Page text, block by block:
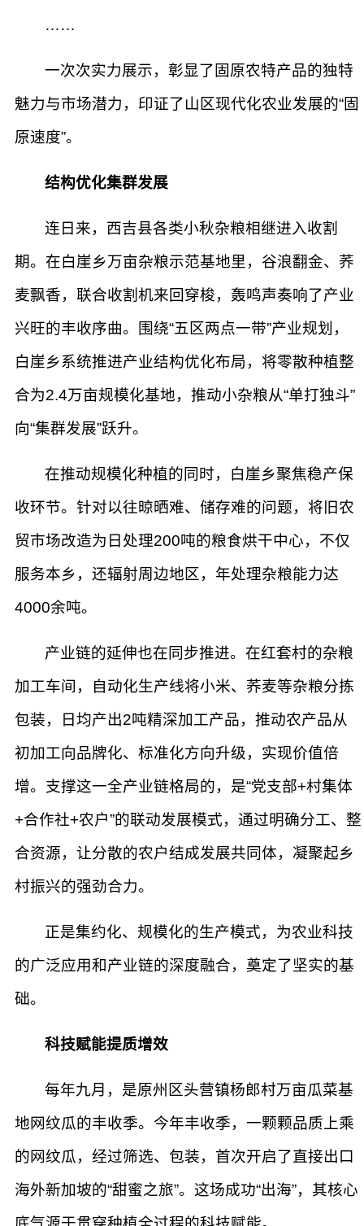
……
一次次实力展示，彰显了固原农特产品的独特
魅力与市场潜力，印证了山区现代化农业发展的“固
原速度”。
​结构优化集群发展
连日来，西吉县各类小秋杂粮相继进入收割
期。在白崖乡万亩杂粮示范基地里，谷浪翻金、荞
麦飘香，联合收割机来回穿梭，轰鸣声奏响了产业
兴旺的丰收序曲。围绕“五区两点一带”产业规划，
白崖乡系统推进产业结构优化布局，将零散种植整
合为2.4万亩规模化基地，推动小杂粮从“单打独斗”
向“集群发展”跃升。
在推动规模化种植的同时，白崖乡聚焦稳产保
收环节。针对以往晾晒难、储存难的问题，将旧农
贸市场改造为日处理200吨的粮食烘干中心，不仅
服务本乡，还辐射周边地区，年处理杂粮能力达
4000余吨。
产业链的延伸也在同步推进。在红套村的杂粮
加工车间，自动化生产线将小米、荞麦等杂粮分拣
包装，日均产出2吨精深加工产品，推动农产品从
初加工向品牌化、标准化方向升级，实现价值倍
增。支撑这一全产业链格局的，是“党支部+村集体
+合作社+农户”的联动发展模式，通过明确分工、整
合资源，让分散的农户结成发展共同体，凝聚起乡
村振兴的强劲合力。
正是集约化、规模化的生产模式，为农业科技
的广泛应用和产业链的深度融合，奠定了坚实的基
础。
科技赋能提质增效
每年九月，是原州区头营镇杨郎村万亩瓜菜基
地网纹瓜的丰收季。今年丰收季，一颗颗品质上乘
的网纹瓜，经过筛选、包装，首次开启了直接出口
海外新加坡的“甜蜜之旅”。这场成功“出海”，其核心